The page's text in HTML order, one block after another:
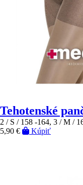
Tehotenské
2 / S / 158 -164, 3 / M /
5,90 €
Kúpiť